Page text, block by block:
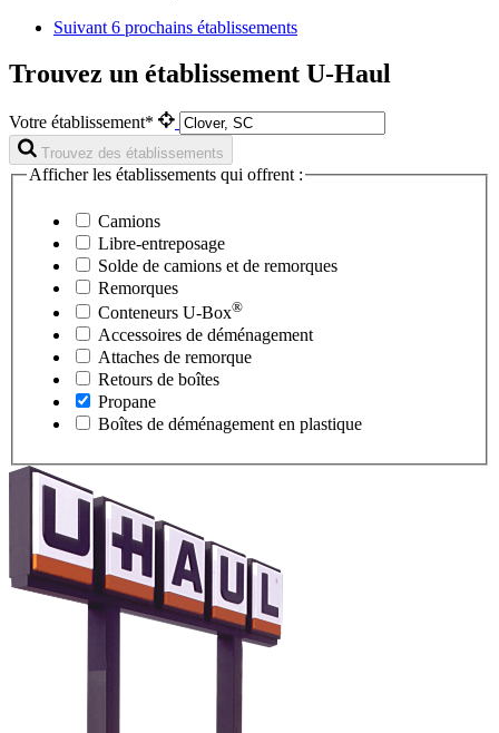
Suivant 6 prochains établissements
Trouvez un établissement U-Haul
Votre établissement*
Trouvez des établissements
Afficher les établissements qui offrent :
Camions
Libre-entreposage
Solde de camions et de remorques
Remorques
Conteneurs U-Box®
Accessoires de déménagement
Attaches de remorque
Retours de boîtes
Propane
Boîtes de déménagement en plastique